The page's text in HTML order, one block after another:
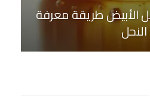
الأبيض طريقة معرفة
النحل